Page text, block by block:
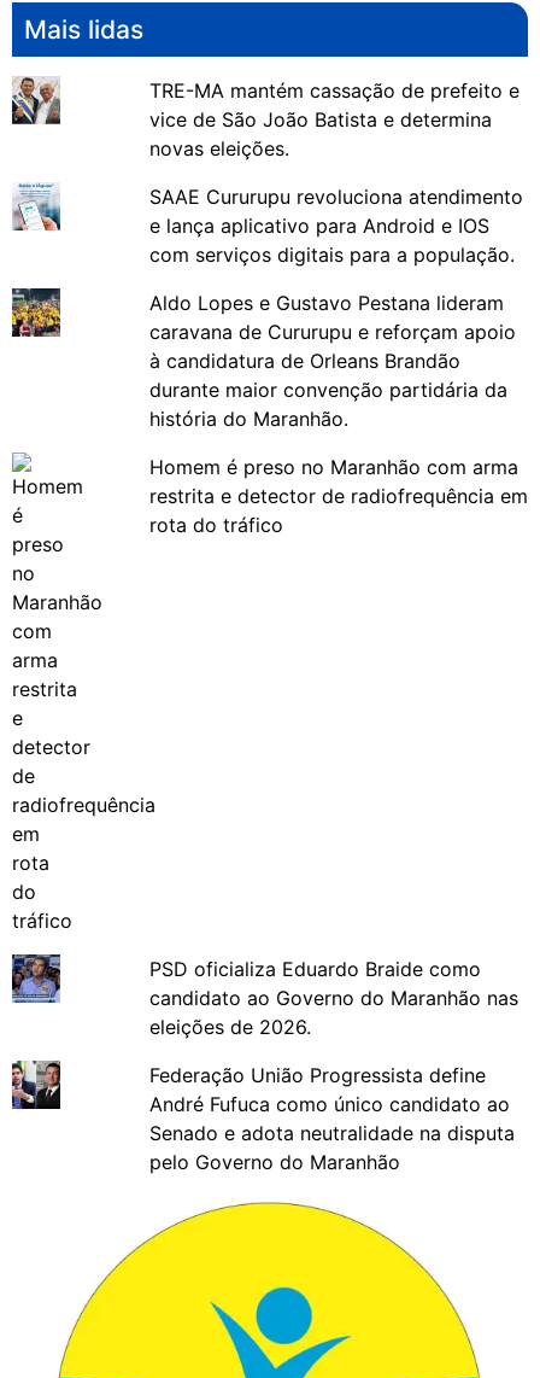
Mais lidas
TRE-MA mantém cassação de prefeito e
vice de São João Batista e determina
novas eleições.
SAAE Cururupu revoluciona atendimento
e lança aplicativo para Android e IOS
com serviços digitais para a população.
Aldo Lopes e Gustavo Pestana lideram
caravana de Cururupu e reforçam apoio
à candidatura de Orleans Brandão
durante maior convenção partidária da
história do Maranhão.
Homem é preso no Maranhão com arma
restrita e detector de radiofrequência em
rota do tráfico
PSD oficializa Eduardo Braide como
candidato ao Governo do Maranhão nas
eleições de 2026.
Federação União Progressista define
André Fufuca como único candidato ao
Senado e adota neutralidade na disputa
pelo Governo do Maranhão